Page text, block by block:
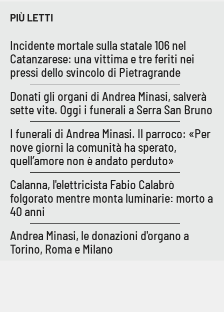
Sport
RUBRICHE
Good Morning Vietnam
Parchi Marini Calabria
Leggendo Alvaro insieme
Imprese Di Calabria
Le perfidie di Antonella Grippo
Venti di comunicazione
STREAMING
PIÙ LETTI
Incidente mortale sulla statale 106 nel
Catanzarese: una vittima e tre feriti nei
pressi dello svincolo di Pietragrande
Donati gli organi di Andrea Minasi, salverà
sette vite. Oggi i funerali a Serra San Bruno
I funerali di Andrea Minasi. Il parroco: «Per
nove giorni la comunità ha sperato,
quell’amore non è andato perduto»
Calanna, l'elettricista Fabio Calabrò
folgorato mentre monta luminarie: morto a
40 anni
Andrea Minasi, le donazioni d'organo a
Torino, Roma e Milano